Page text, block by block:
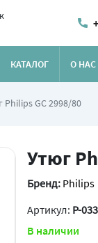
КАТАЛОГ О НАС
Philips GC 2998/80
Утюг
Бренд: Philips
Артикул: P-
В наличии